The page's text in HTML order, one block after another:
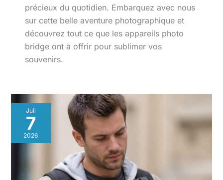
précieux du quotidien. Embarquez avec nous
sur cette belle aventure photographique et
découvrez tout ce que les appareils photo
bridge ont à offrir pour sublimer vos
souvenirs.
Juil
7
2026
Comment
choisir
son
bridge
numérique